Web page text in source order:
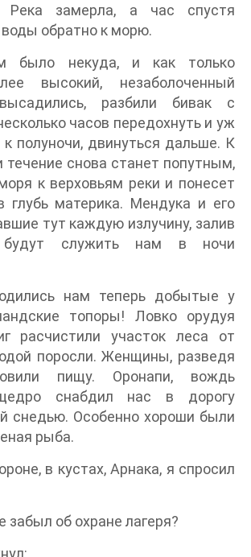
Река замерла, а час спустя
обратно к морю.
было некуда, и как только
высокий, незаболоченный
разбили бивак с
часов передохнуть и уж
полуночи, двинуться дальше. К
течение снова станет попутным,
к верховьям реки и понесет
глубь материка. Мендука и его
тут каждую излучину, залив
будут служить нам в ночи
нам теперь добытые у
топоры! Ловко орудуя
расчистили участок леса от
поросли. Женщины, разведя
пищу. Оронапи, вождь
снабдил нас в дорогу
снедью. Особенно хороши были
рыба.
в кустах, Арнака, я спросил
забыл об охране лагеря?